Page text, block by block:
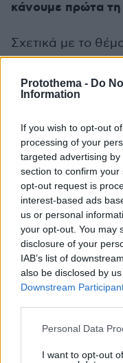
Protothema - Do
Information
If you wish to opt-out
processing of your
targeted advertising
section to confirm
opt-out request is
interest-based ads
us or personal
your opt-out. You may
disclosure of your
IAB’s list of
also be disclosed by
Downstream
Please note that this
not limited to your visit
Personal Data
I want to opt-out
κάνουμε πρώτα τη
Σχετικά με το
ερωτήθηκε ο
απάντησε «Σε ότι
αποζημιώσεων
αρμοδιότητα.
υποστεί ζημιές
καλύτερο δυνατό
προέχει να
της φωτιάς».
Επίσης, έγινε
την οργάνωση
μεταξυ του
του
περιοχής και
προστασίας.